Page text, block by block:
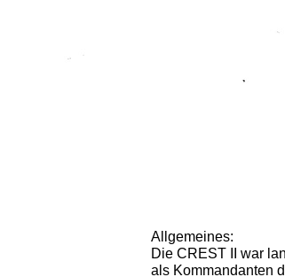
Allgemeines:
Die CREST II war
als Kommandanten